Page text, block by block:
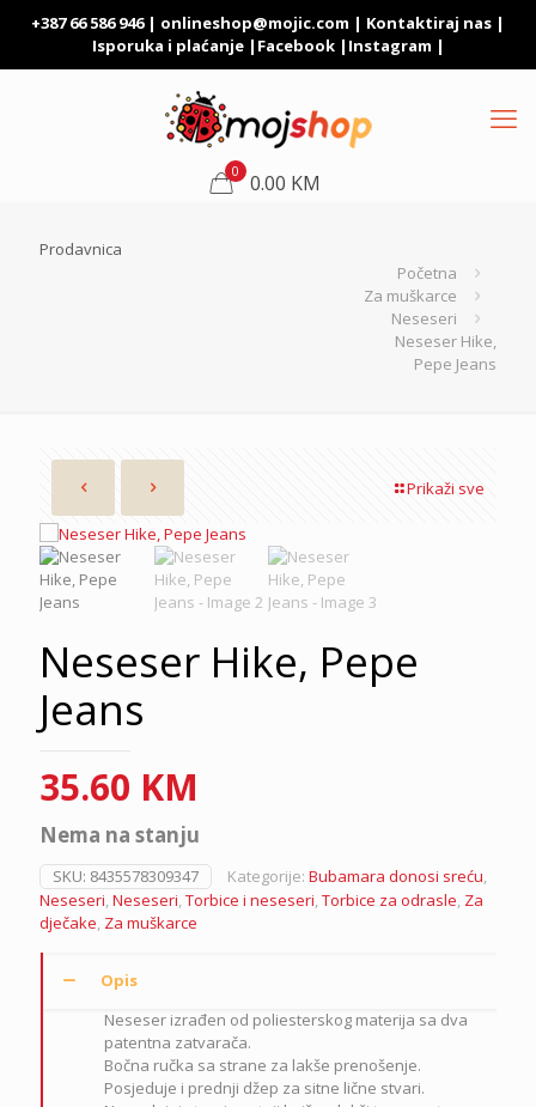
+387 66 586 946 | onlineshop@mojic.com | Kontaktiraj nas |
Isporuka i plaćanje| Facebook| Instagram |
0 0.00 KM
Prodavnica
Početna
Za muškarce
Neseseri
Neseser Hike,
Pepe Jeans
Prikaži sve
Neseser Hike, Pepe
Jeans
35.60 KM
Nema na stanju
SKU: 8435578309347 Kategorije: Bubamara donosi sreću,
Neseseri,Neseseri,Torbice i neseseri,Torbice za odrasle, Za
dječake, Za muškarce
Opis
Neseser izrađen od poliesterskog materija sa dva
patentna zatvarača.
Bočna ručka sa strane za lakše prenošenje.
Posjeduje i prednji džep za sitne lične stvari.